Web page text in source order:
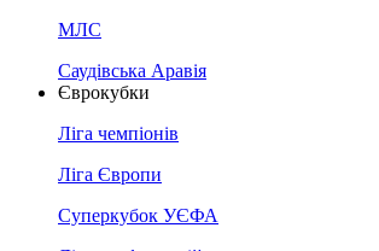
МЛС
Саудівська Аравія
Єврокубки
Ліга чемпіонів
Ліга Європи
Суперкубок УЄФА